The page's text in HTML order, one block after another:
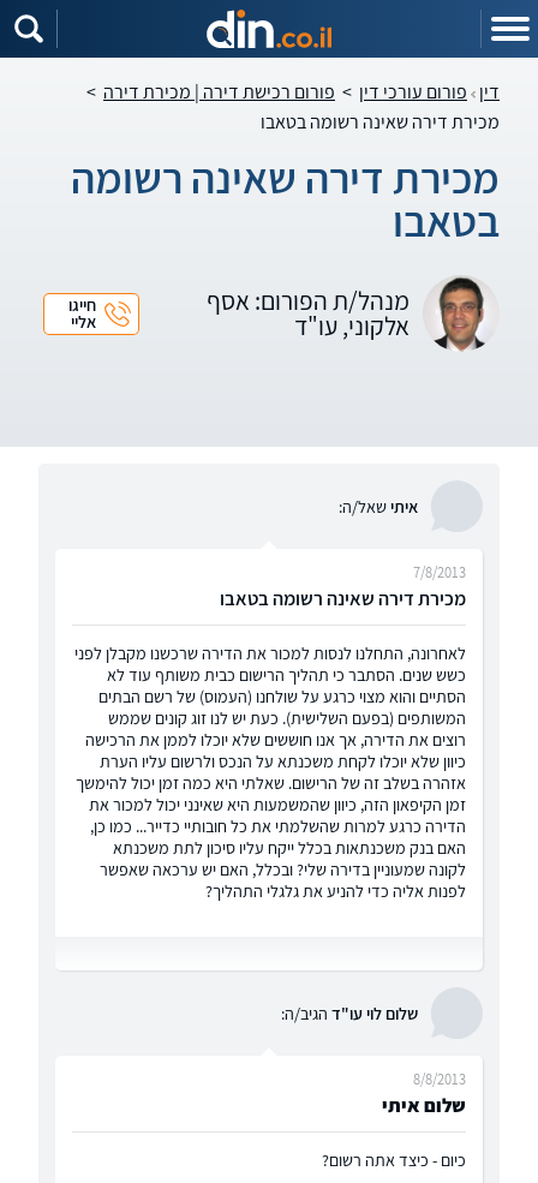
דין פורום עורכי דין > פורום רכישת דירה | מכירת דירה >
מכירת דירה שאינה רשומה בטאבו
מכירת דירה שאינה רשומה
בטאבו
מנהל/ת הפורום: אסף
אלקוני, עו"ד
חייגו
אליי
איתישאל/ה:
מכירת דירה שאינה רשומה בטאבו
7/8/2013
לאחרונה, התחלנו לנסות למכור את הדירה שרכשנו מקבלן לפני
כשש שנים. הסתבר כי תהליך הרישום כבית משותף עוד לא
הסתיים והוא מצוי כרגע על שולחנו (העמוס) של רשם הבתים
המשותפים (בפעם השלישית). כעת יש לנו זוג קונים שממש
רוצים את הדירה, אך אנו חוששים שלא יוכלו לממן את הרכישה
כיוון שלא יוכלו לקחת משכנתא על הנכס ולרשום עליו הערת
אזהרה בשלב זה של הרישום. שאלתי היא כמה זמן יכול להימשך
זמן הקיפאון הזה, כיוון שהמשמעות היא שאינני יכול למכור את
הדירה כרגע למרות שהשלמתי את כל חובותיי כדייר... כמו כן,
האם בנק משכנתאות בכלל ייקח עליו סיכון לתת משכנתא
לקונה שמעוניין בדירה שלי? ובכלל, האם יש ערכאה שאפשר
לפנות אליה כדי להניע את גלגלי התהליך?
שלום לוי עו"ד הגיב/ה:
שלום איתי
8/8/2013
כיום - כיצד אתה רשום?